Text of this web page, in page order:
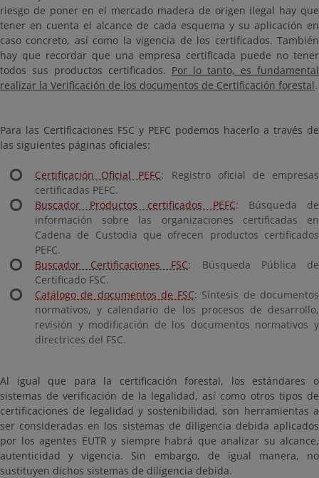
riesgo de poner en el mercado madera de origen ilegal hay que
tener en cuenta el alcance de cada esquema y su aplicación en
caso concreto, así como la vigencia de los certificados. También
hay que recordar que una empresa certificada puede no tener
todos sus productos certificados. Por lo tanto, es fundamental
realizar la Verificación de los documentos de Certificación forestal.
Para las Certificaciones FSC y PEFC podemos hacerlo a través de
las siguientes páginas oficiales:
Certificación Oficial PEFC: Registro oficial de empresas
certificadas PEFC.
Buscador Productos certificados PEFC: Búsqueda de
información sobre las organizaciones certificadas en
Cadena de Custodia que ofrecen productos certificados
PEFC.
Buscador Certificaciones FSC: Búsqueda Pública de
Certificado FSC.
Catálogo de documentos de FSC: Síntesis de documentos
normativos, y calendario de los procesos de desarrollo,
revisión y modificación de los documentos normativos y
directrices del FSC.
Al igual que para la certificación forestal, los estándares o
sistemas de verificación de la legalidad, así como otros tipos de
certificaciones de legalidad y sostenibilidad, son herramientas a
ser consideradas en los sistemas de diligencia debida aplicados
por los agentes EUTR y siempre habrá que analizar su alcance,
autenticidad y vigencia. Sin embargo, de igual manera, no
sustituyen dichos sistemas de diligencia debida.